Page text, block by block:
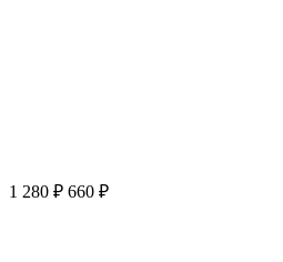
1 280 ₽ 660 ₽